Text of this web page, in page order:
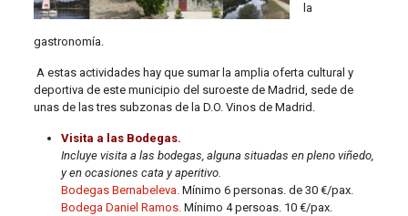
la
gastronomía.
A estas actividades hay que sumar la amplia oferta cultural y
deportiva de este municipio del suroeste de Madrid, sede de
unas de las tres subzonas de la D.O. Vinos de Madrid.
Visita a las Bodegas.
Incluye visita a las bodegas, alguna situadas en pleno viñedo,
y en ocasiones cata y aperitivo.
Bodegas Bernabeleva. Mínimo 6 personas. de 30 €/pax.
Bodega Daniel Ramos. Mínimo 4 persoas. 10 €/pax.